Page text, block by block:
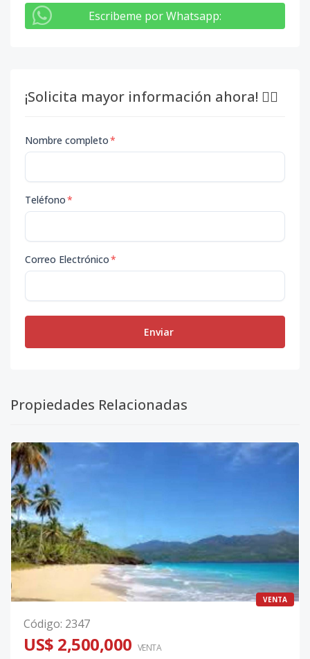
Escribeme por Whatsapp:
¡Solicita mayor información ahora! 👇🏽
Nombre completo*
Teléfono*
Correo Electrónico*
Enviar
Propiedades Relacionadas
VENTA
Código: 2347
US$ 2,500,000 VENTA